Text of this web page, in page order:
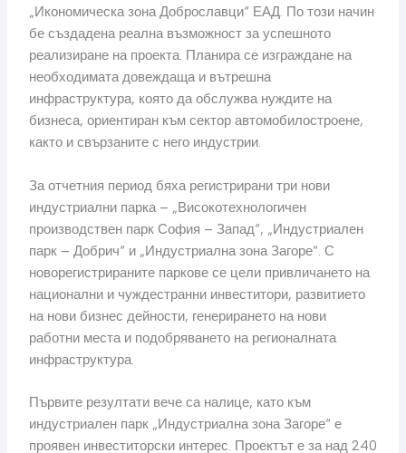
„Икономическа зона Доброславци“ ЕАД. По този начин
бе създадена реална възможност за успешното
реализиране на проекта. Планира се изграждане на
необходимата довеждаща и вътрешна
инфраструктура, която да обслужва нуждите на
бизнеса, ориентиран към сектор автомобилостроене,
както и свързаните с него индустрии.
За отчетния период бяха регистрирани три нови
индустриални парка – „Високотехнологичен
производствен парк София – Запад“, „Индустриален
парк – Добрич“ и „Индустриална зона Загоре“. С
новорегистрираните паркове се цели привличането на
национални и чуждестранни инвеститори, развитието
на нови бизнес дейности, генерирането на нови
работни места и подобряването на регионалната
инфраструктура.
Първите резултати вече са налице, като към
индустриален парк „Индустриална зона Загоре“ е
проявен инвеститорски интерес. Проектът е за над 240